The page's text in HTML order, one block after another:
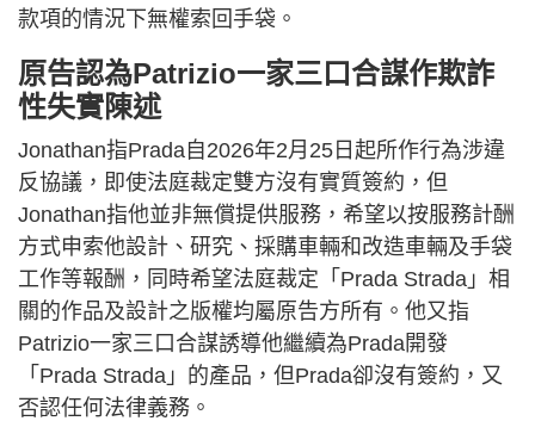
款項的情況下無權索回手袋。
原告認為Patrizio一家三口合謀作欺詐
性失實陳述
Jonathan指Prada自2026年2月25日起所作行為涉違
反協議，即使法庭裁定雙方沒有實質簽約，但
Jonathan指他並非無償提供服務，希望以按服務計酬
方式申索他設計、研究、採購車輛和改造車輛及手袋
工作等報酬，同時希望法庭裁定「Prada Strada」相
關的作品及設計之版權均屬原告方所有。他又指
Patrizio一家三口合謀誘導他繼續為Prada開發
「Prada Strada」的產品，但Prada卻沒有簽約，又
否認任何法律義務。